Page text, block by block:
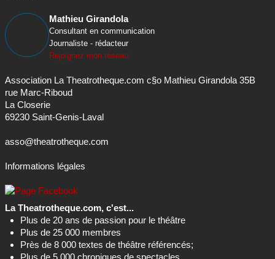
Mathieu Girandola
Consultant en communication
Journaliste - rédacteur
Rejoignez mon réseau
Association La Theatrotheque.com c§o Mathieu Girandola 35B
rue Marc-Riboud
La Closerie
69230 Saint-Genis-Laval
asso@theatrotheque.com
Informations légales
La Theatrotheque.com, c'est...
Plus de 20 ans de passion pour le théâtre
Plus de 25 000 membres
Près de 8 000 textes de théâtre référencés;
Plus de 5 000 chroniques de spectacles